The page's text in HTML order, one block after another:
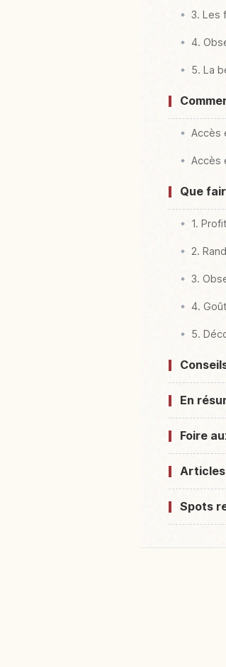
3. Les
4.
5. La
Accès
Accès
Que
1.
2.
3.
4.
5.
En
Foire
Spots